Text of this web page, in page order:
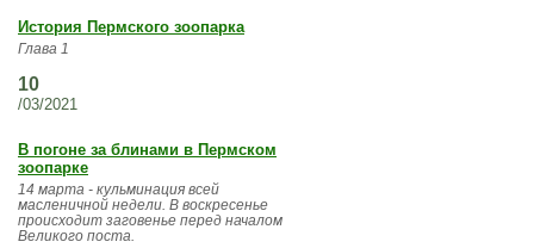
История Пермского зоопарка
Глава 1
10
/03/2021
В погоне за блинами в Пермском
зоопарке
14 марта - кульминация всей
масленичной недели. В воскресенье
происходит заговенье перед началом
Великого поста.